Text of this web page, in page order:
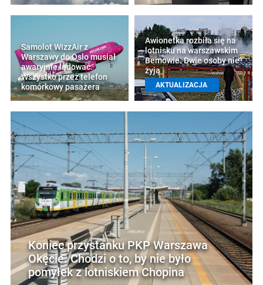
Samolot WizzAir z
Warszawy do Oslo musiał
awaryjnie lądować.
Wszystko przez telefon
komórkowy pasażera
Awionetka rozbiła się na
lotnisku na warszawskim
Bemowie. Dwie osoby nie
żyją
AKTUALIZACJA
Koniec przystanku PKP Warszawa
Okęcie. Chodzi o to, by nie było
pomyłek z lotniskiem Chopina